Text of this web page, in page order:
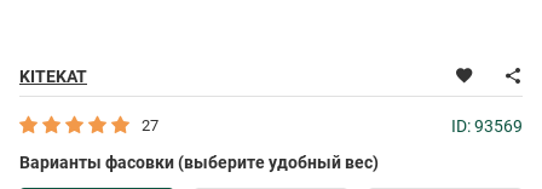
KITEKAT
27
ID: 93569
Варианты фасовки (выберите удобный вес)